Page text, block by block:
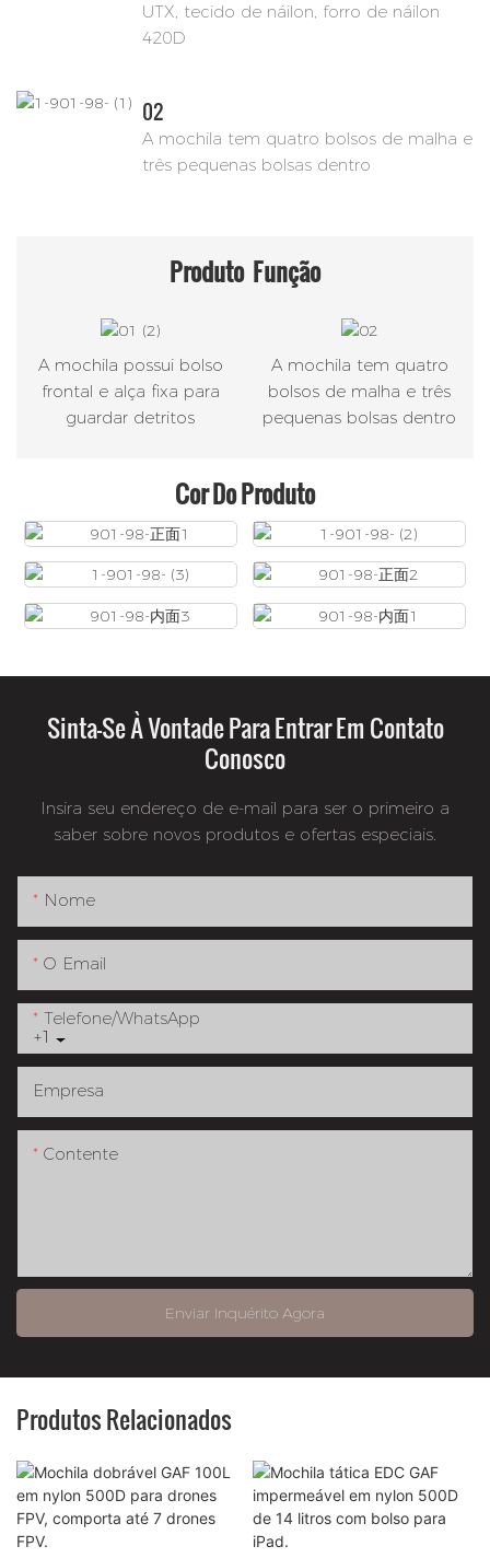
UTX, tecido de náilon, forro de náilon
420D
02
A mochila tem quatro bolsos de malha e
três pequenas bolsas dentro
Produto Função
A mochila possui bolso
frontal e alça fixa para
guardar detritos
A mochila tem quatro
bolsos de malha e três
pequenas bolsas dentro
Cor Do Produto
Sinta-Se À Vontade Para Entrar Em Contato
Conosco
Insira seu endereço de e-mail para ser o primeiro a
saber sobre novos produtos e ofertas especiais.
Nome
O Email
+1
Telefone/whatsApp
Empresa
Contente
Enviar Inquérito Agora
Produtos Relacionados